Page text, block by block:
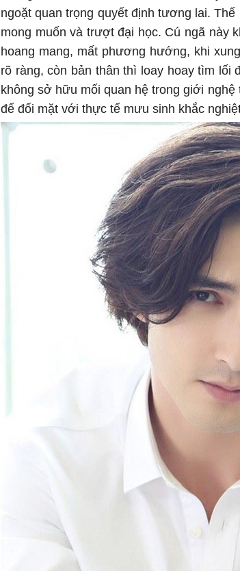
ngoặt quan trọng quyết định tương lai.
mong muốn và trượt đại học. Cú ngã này
hoang mang, mất phương hướng, khi
rõ ràng, còn bản thân thì loay hoay tìm lối
không sở hữu mối quan hệ trong giới
để đối mặt với thực tế mưu sinh khắc